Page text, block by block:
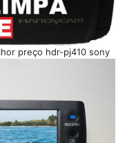
preço hdr-pj410 sony